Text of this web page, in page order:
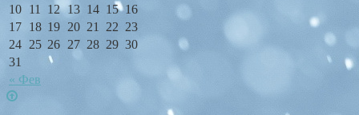
« Фев
10 11 12 13 14 15 16
17 18 19 20 21 22 23
24 25 26 27 28 29 30
31